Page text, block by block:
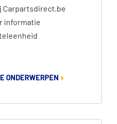
Carpartsdirect.be
informatie
ONDERWERPEN